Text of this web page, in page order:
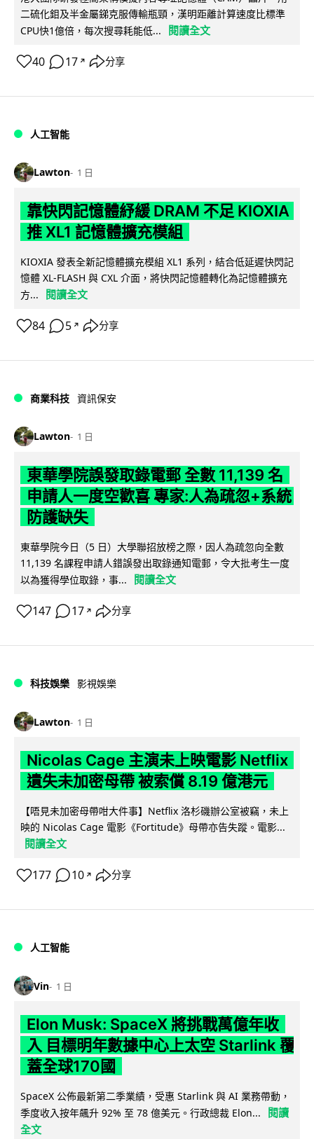
二硫化鉬及半金屬銻克服傳輸瓶頸，漢明距離計算速度比標準
CPU快1億倍，每次搜尋耗能低...
閱讀全文
40 17 ↗ 分享
人工智能
Lawton 1 日
靠快閃記憶體紓緩 DRAM 不足 KIOXIA
推 XL1 記憶體擴充模組
KIOXIA 發表全新記憶體擴充模組 XL1 系列，結合低延遲快閃記
憶體 XL-FLASH 與 CXL 介面，將快閃記憶體轉化為記憶體擴充
方...
閱讀全文
84 5 ↗ 分享
商業科技 資訊保安
Lawton 1 日
東華學院誤發取錄電郵 全數 11,139 名
申請人一度空歡喜 專家:人為疏忽+系統
防護缺失
東華學院今日（5 日）大學聯招放榜之際，因人為疏忽向全數
11,139 名課程申請人錯誤發出取錄通知電郵，令大批考生一度
以為獲得學位取錄，事...
閱讀全文
147 17 ↗ 分享
科技娛樂 影視娛樂
Lawton 1 日
Nicolas Cage 主演未上映電影 Netflix
遺失未加密母帶 被索償 8.19 億港元
【唔見未加密母帶咁大件事】Netflix 洛杉磯辦公室被竊，未上
映的 Nicolas Cage 電影《Fortitude》母帶亦告失蹤。電影...
閱讀全文
177 10 ↗ 分享
人工智能
Vin 1 日
Elon Musk: SpaceX 將挑戰萬億年收
入 目標明年數據中心上太空 Starlink 覆
蓋全球170國
SpaceX 公佈最新第二季業績，受惠 Starlink 與 AI 業務帶動，
季度收入按年飆升 92% 至 78 億美元。行政總裁 Elon...
閱讀
全文